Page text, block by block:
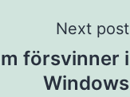
Next post
försvinner i
Windows